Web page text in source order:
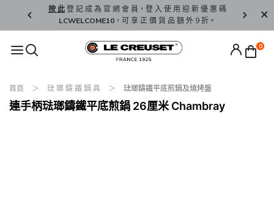
按 此登 記 成 為 官 網 會 員，登 入 使 用 迎 新 優 惠 碼
LCWELCOME10，可 享 正 價 貨 品 額 外 9 折。
香 港 / 澳
0
首頁 琺 瑯 鑄 鐵 鍋 具 琺瑯鑄鐵平底煎鍋及燒烤盤
連手柄琺瑯鑄鐵平底煎鍋 26厘米 Chambray